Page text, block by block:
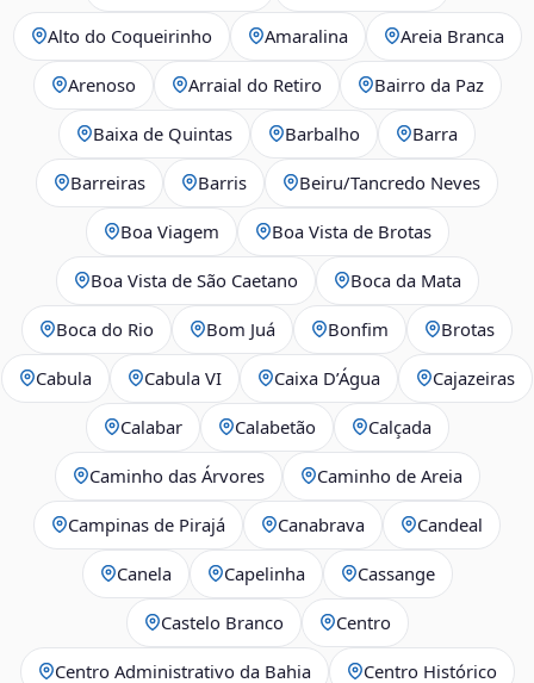
Alto do Coqueirinho Amaralina Areia Branca
Arenoso Arraial do Retiro Bairro da Paz
Baixa de Quintas Barbalho Barra
Barreiras Barris Beiru/Tancredo Neves
Boa Viagem Boa Vista de Brotas
Boa Vista de São Caetano Boca da Mata
Boca do Rio Bom Juá Bonfim Brotas
Cabula Cabula VI Caixa D’Água Cajazeiras
Calabar Calabetão Calçada
Caminho das Árvores Caminho de Areia
Campinas de Pirajá Canabrava Candeal
Canela Capelinha Cassange
Castelo Branco Centro
Centro Administrativo da Bahia Centro Histórico